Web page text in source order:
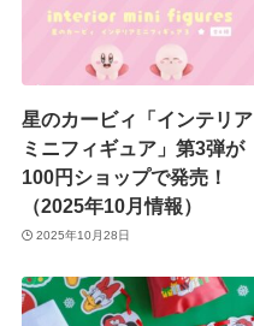
星のカービィ「インテリア
ミニフィギュア」第3弾が
100円ショップで発売！
（2025年10月情報）
2025年10月28日